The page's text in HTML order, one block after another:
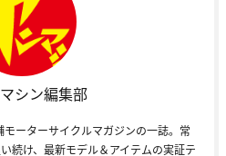
シン編集部
ーターサイクルマガジンの一誌。常
続け、最新モデル＆アイテムの実証テ